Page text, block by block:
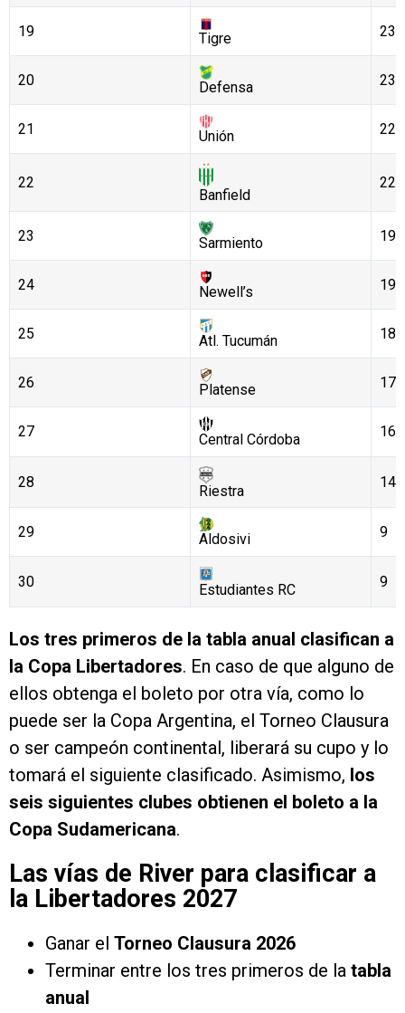
19 Tigre 23
20 Defensa 23
21 Unión 22
22
Banfield
22
23 Sarmiento 19
24 Newell’s 19
25 Atl. Tucumán 18
26 Platense 17
27 Central Córdoba 16
28 Riestra 14
29 Aldosivi 9
30 Estudiantes RC 9
Los tres primeros de la tabla anual clasifican a
la Copa Libertadores. En caso de que alguno de
ellos obtenga el boleto por otra vía, como lo
puede ser la Copa Argentina, el Torneo Clausura
o ser campeón continental, liberará su cupo y lo
tomará el siguiente clasificado. Asimismo, los
seis siguientes clubes obtienen el boleto a la
Copa Sudamericana.
Las vías de River para clasificar a
la Libertadores 2027
Ganar el Torneo Clausura 2026
Terminar entre los tres primeros de la tabla
anual